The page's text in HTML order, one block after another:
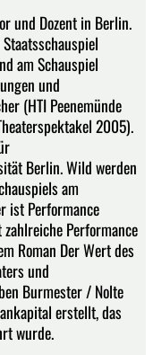
und Dozent in Berlin.
am Schauspiel
und
(HTI Peenemünde
2005).
Berlin. Wild werden
am
ist Performance
Performance
Roman Der Wert des
und
Burmester / Nolte
erstellt, das
wurde.